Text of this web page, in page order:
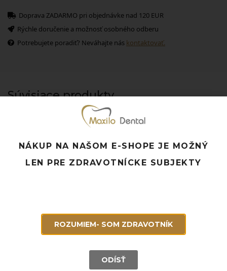
Doprava ZADARMO pri objednávke nad 120 EUR
Rýchle doručenie a možnosť osobného odberu
Potrebujete poradiť? Neváhajte nás kontaktovať.
Súvisiace produkty
NÁKUP NA NAŠOM E-SHOPE JE MOŽNÝ
LEN PRE ZDRAVOTNÍCKE SUBJEKTY
ROZUMIEM- SOM ZDRAVOTNÍK
ODÍSŤ